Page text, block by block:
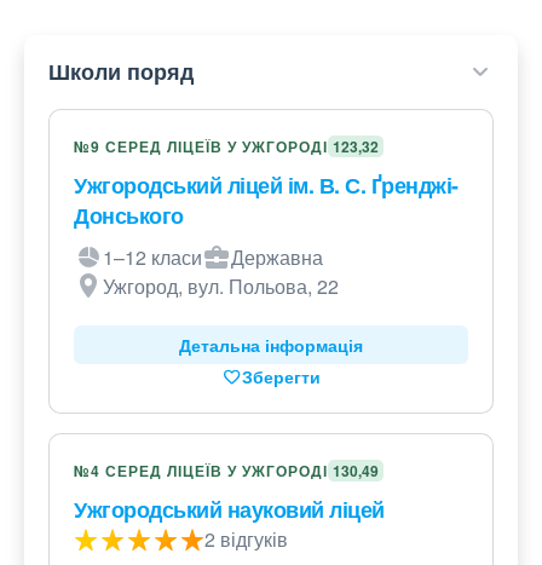
Школи поряд
№9 СЕРЕД ЛІЦЕЇВ У УЖГОРОДІ 123,32
Ужгородський ліцей ім. В. С. Ґренджі-
Донського
1–12 класи
Державна
Ужгород, вул. Польова, 22
Детальна інформація
Зберегти
№4 СЕРЕД ЛІЦЕЇВ У УЖГОРОДІ 130,49
Ужгородський науковий ліцей
2 відгуків